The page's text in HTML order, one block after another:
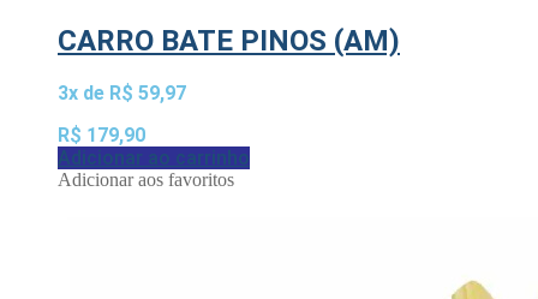
CARRO BATE PINOS (AM)
3x de R$ 59,97
R$ 179,90
Adicionar ao carrinho
Adicionar aos favoritos